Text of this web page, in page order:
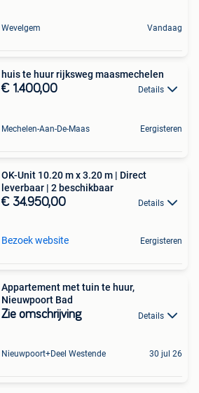
Wevelgem Vandaag
huis te huur rijksweg maasmechelen
€ 1.400,00 Details
Mechelen-Aan-De-Maas Eergisteren
OK-Unit 10.20 m x 3.20 m | Direct
leverbaar | 2 beschikbaar
€ 34.950,00 Details
Bezoek website Eergisteren
Appartement met tuin te huur,
Nieuwpoort Bad
Zie omschrijving Details
Nieuwpoort+Deel Westende 30 jul 26